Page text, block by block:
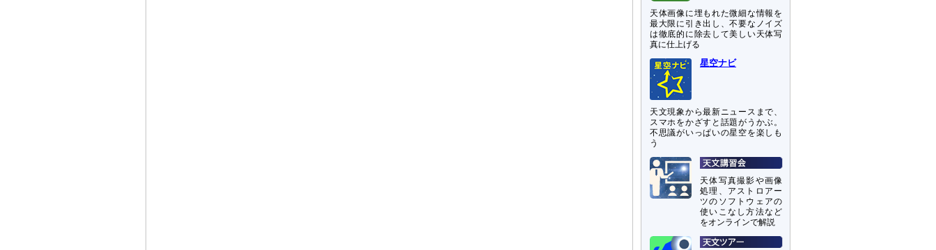
天体画像に埋もれた微細な情報を
最大限に引き出し、不要なノイズ
は徹底的に除去して美しい天体写
真に仕上げる
星空ナビ
天文現象から最新ニュースまで、
スマホをかざすと話題がうかぶ。
不思議がいっぱいの星空を楽しも
う
天体写真撮影や画像
処理、アストロアー
ツのソフトウェアの
使いこなし方法など
をオンラインで解説